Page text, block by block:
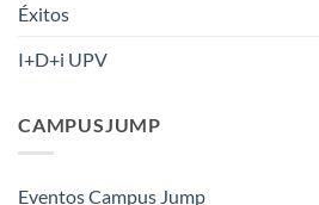
Éxitos
I+D+i UPV
CAMPUSJUMP
Eventos Campus Jump